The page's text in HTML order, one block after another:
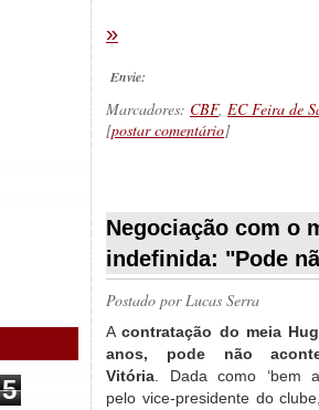
5
»
Envie:
Marcadores: CBF, EC Feira de
[postar comentário]
Negociação com o
indefinida: "Pode
Postado porLucas Serra
Acontratação do meia
anos, pode não
Vitória . Dada como ‘bem
pelo vice-presidente do